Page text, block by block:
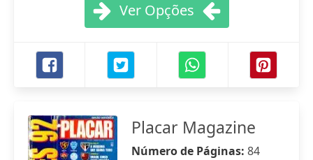
Ver Opções
Placar Magazine
Número de Páginas: 84